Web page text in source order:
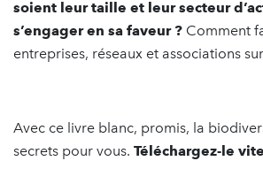
soient leur taille et leur secteur
s’engager en sa faveur ? Comment
entreprises, réseaux et associations
Avec ce livre blanc, promis, la
secrets pour vous. Téléchargez-le